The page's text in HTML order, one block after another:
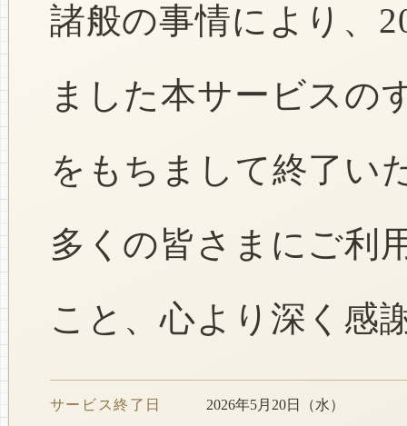
諸般の事情により、
ました本サービスの
をもちまして終了い
多くの皆さまにご利
こと、心より深く感
サービス終了日 2026年5月20日（水）